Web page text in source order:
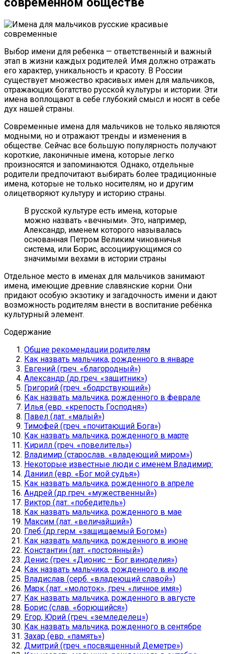
Выбор имени для ребенка — ответственный и важный
этап в жизни каждых родителей. Имя должно отражать
его характер, уникальность и красоту. В России
существует множество красивых имен для мальчиков,
отражающих богатство русской культуры и истории. Эти
имена воплощают в себе глубокий смысл и носят в себе
дух нашей страны.
Современные имена для мальчиков не только являются
модными, но и отражают тренды и изменения в
обществе. Сейчас все большую популярность получают
короткие, лаконичные имена, которые легко
произносятся и запоминаются. Однако, отдельные
родители предпочитают выбирать более традиционные
имена, которые не только носителям, но и другим
олицетворяют культуру и историю страны.
В русской культуре есть имена, которые
можно назвать «вечными». Это, например,
Александр, именем которого называлась
основанная Петром Великим чиновничья
система, или Борис, ассоциирующимся со
значимыми вехами в истории страны
Отдельное место в именах для мальчиков занимают
имена, имеющие древние славянские корни. Они
придают особую экзотику и загадочность имени и дают
возможность родителям внести в воспитание ребёнка
культурный элемент.
Содержание
Общие рекомендации родителям
Как назвать мальчика, рожденного в январе
Евгений (греч. «благородный»)
Александр (др.греч. «защитник»)
Григорий (греч. «бодрствующий»)
Как назвать мальчика, рожденного в феврале
Илья (евр. «крепость Господня»)
Павел (лат. «малый»)
Тимофей (греч. «почитающий Бога»)
Как назвать мальчика, рожденного в марте
Кирилл (греч. «повелитель»)
Владимир (старослав. «владеющий миром»)
Некоторые известные люди с именем Владимир:
Даниил (евр. «Бог мой судья»)
Как назвать мальчика, рожденного в апреле
Андрей (др.греч. «мужественный»)
Виктор (лат. «победитель»)
Как назвать мальчика, рожденного в мае
Максим (лат. «величайший»)
Глеб (др.герм. «защищаемый Богом»)
Как назвать мальчика, рожденного в июне
Константин (лат. «постоянный»)
Денис (греч. «Дионис – Бог виноделия»)
Как назвать мальчика, рожденного в июле
Владислав (серб. «владеющий славой»)
Марк (лат. «молоток», греч. «личное имя»)
Как назвать мальчика, рожденного в августе
Борис (слав. «борющийся»)
Егор, Юрий (греч. «земледелец»)
Как назвать мальчика, рожденного в сентябре
Захар (евр. «память»)
Дмитрий (греч. «посвященный Деметре»)